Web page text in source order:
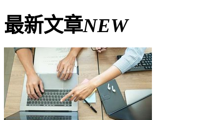
最新文章NEW